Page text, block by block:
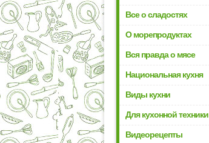
Все о сладостях
О морепродуктах
Вся правда о мясе
Национальная кухня
Виды кухни
Для кухонной техники
Видеорецепты